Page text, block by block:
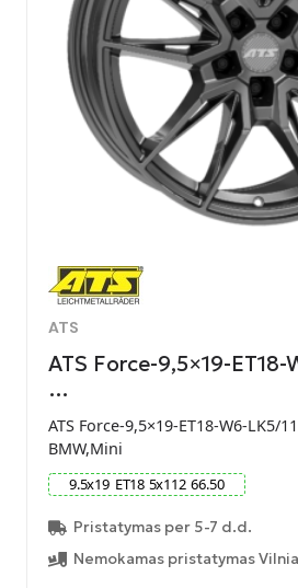
ATS
ATS Force-9,5×19-ET18-
…
ATS Force-9,5×19-ET18-W6-LK5/
BMW,Mini
9.5x19 ET18 5x112 66.50
Pristatymas per 5-7 d.d.
Nemokamas pristatymas